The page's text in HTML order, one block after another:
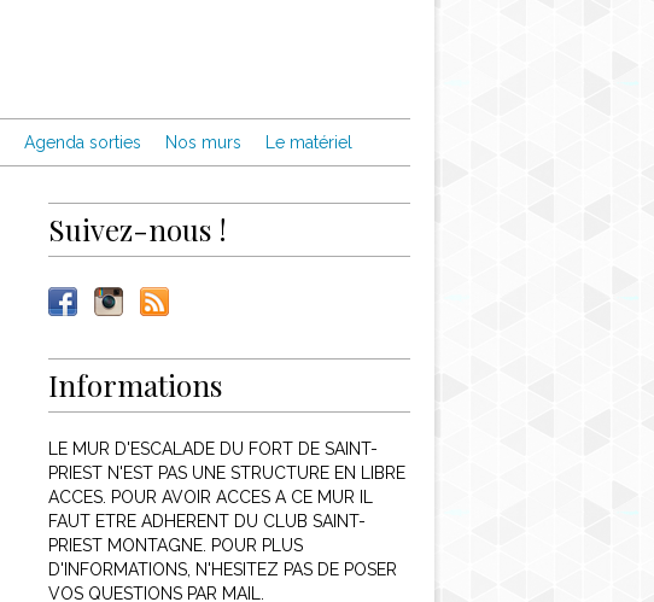
Agenda sorties Nos murs Le matériel
Suivez-nous !
Informations
LE MUR D'ESCALADE DU FORT DE SAINT-
PRIEST N'EST PAS UNE STRUCTURE EN LIBRE
ACCES. POUR AVOIR ACCES A CE MUR IL
FAUT ETRE ADHERENT DU CLUB SAINT-
PRIEST MONTAGNE. POUR PLUS
D'INFORMATIONS, N'HESITEZ PAS DE POSER
VOS QUESTIONS PAR MAIL.